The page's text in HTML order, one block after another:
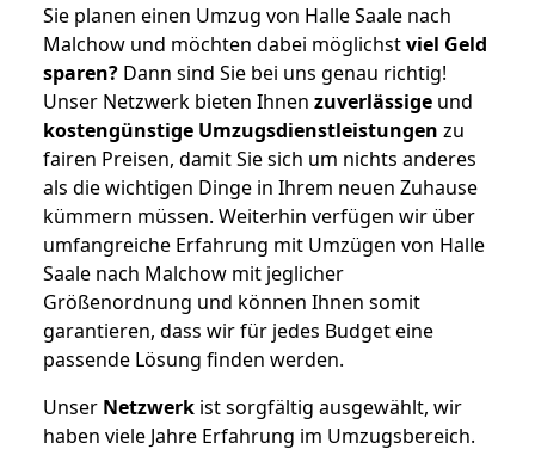
Sie planen einen Umzug von Halle Saale nach
Malchow und möchten dabei möglichstviel Geld
sparen? Dann sind Sie bei uns genau richtig!
Unser Netzwerk bieten Ihnen zuverlässige und
kostengünstige Umzugsdienstleistungen zu
fairen Preisen, damit Sie sich um nichts anderes
als die wichtigen Dinge in Ihrem neuen Zuhause
kümmern müssen. Weiterhin verfügen wir über
umfangreiche Erfahrung mit Umzügen von Halle
Saale nach Malchow mit jeglicher
Größenordnung und können Ihnen somit
garantieren, dass wir für jedes Budget eine
passende Lösung finden werden.
Unser Netzwerk ist sorgfältig ausgewählt, wir
haben viele Jahre Erfahrung im Umzugsbereich.